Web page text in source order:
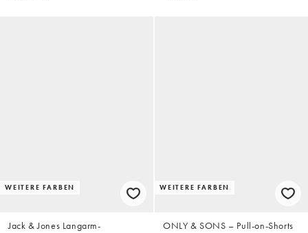
WEITERE FARBEN
Jack & Jones Langarm-
WEITERE FARBEN
ONLY & SONS – Pull-on-Shorts